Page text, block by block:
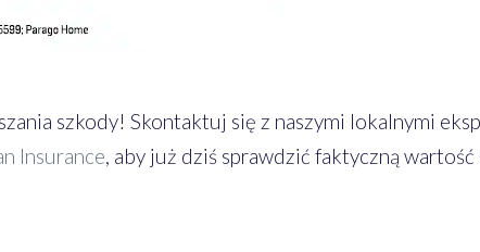
szkody! Skontaktuj się z naszymi lokalnymi
Insurance, aby już dziś sprawdzić faktyczną